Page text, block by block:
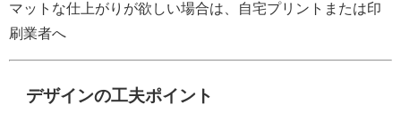
マットな仕上がりが欲しい場合は、自宅プリントまたは印
刷業者へ
デザインの工夫ポイント